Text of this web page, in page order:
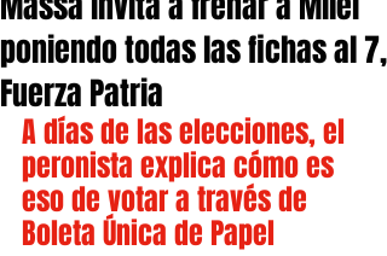
poniendo todas las fichas al 7,
Fuerza Patria
A días de las elecciones, el
peronista explica cómo es
eso de votar a través de
Boleta Única de Papel